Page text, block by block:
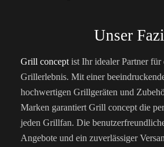
Unser
Grill concept ist Ihr idealer Partner
Grillerlebnis. Mit einer
hochwertigen Grillgeräten und
Marken garantiert Grill concept die
jeden Grillfan. Die
Angebote und ein zuverlässiger